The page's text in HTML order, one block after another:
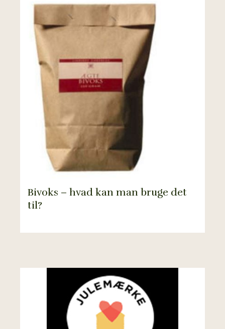
Bivoks – hvad kan man bruge det
til?